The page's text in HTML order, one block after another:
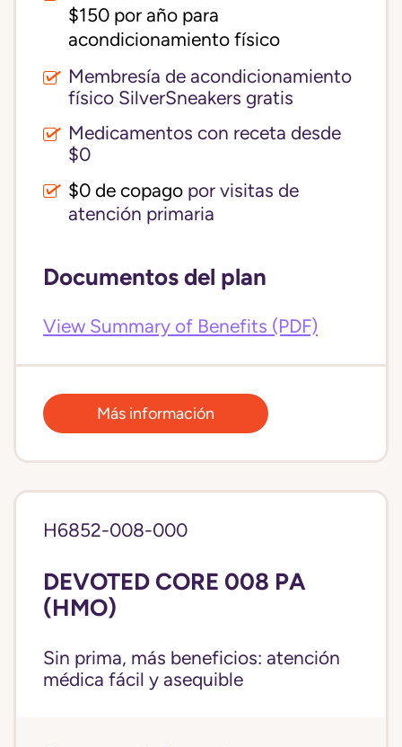
$150 por año para
acondicionamiento físico
Membresía de acondicionamiento
físico SilverSneakers gratis
Medicamentos con receta desde
$0
$0 de copago por visitas de
atención primaria
Documentos del plan
View Summary of Benefits (PDF)
Más información
H6852-008-000
DEVOTED CORE 008 PA
(HMO)
Sin prima, más beneficios: atención
médica fácil y asequible